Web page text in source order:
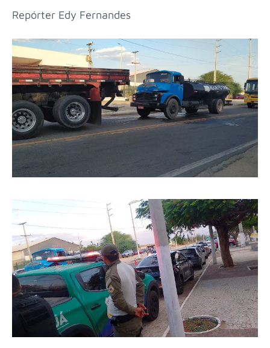
Repórter Edy Fernandes